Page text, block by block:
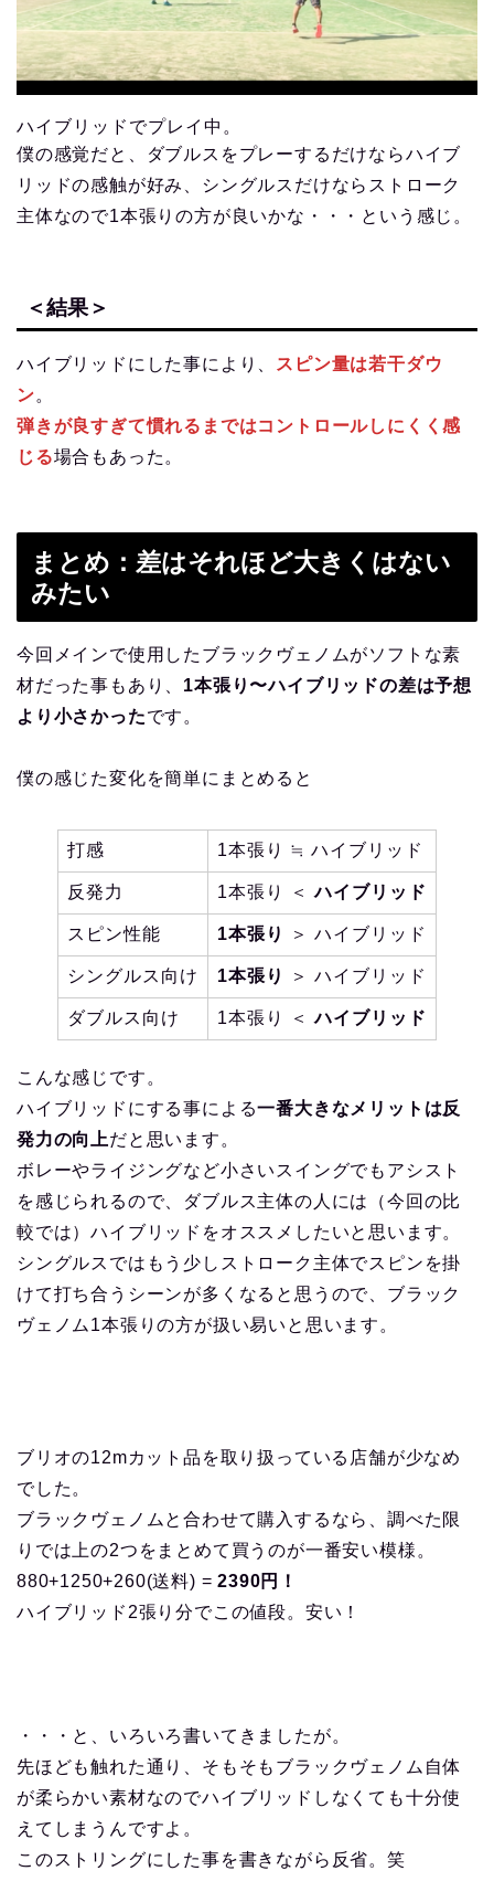
ハイブリッドでプレイ中。
僕の感覚だと、ダブルスをプレーするだけならハイブ
リッドの感触が好み、シングルスだけならストローク
主体なので1本張りの方が良いかな・・・という感じ。
＜結果＞
ハイブリッドにした事により、
スピン量は若干ダウ
ン。
弾きが良すぎて慣れるまではコントロールしにくく感
じる場合もあった。
まとめ：差はそれほど大きくはない
みたい
今回メインで使用したブラックヴェノムがソフトな素
材だった事もあり、 1本張り〜ハイブリッドの差は予想
より小さかったです。
僕の感じた変化を簡単にまとめると
打感 1本張り ≒ ハイブリッド
反発力 1本張り ＜ハイブリッド
スピン性能 1本張り ＞ ハイブリッド
シングルス向け 1本張り ＞ ハイブリッド
ダブルス向け 1本張り ＜ハイブリッド
こんな感じです。
ハイブリッドにする事による一番大きなメリットは反
発力の向上だと思います。
ボレーやライジングなど小さいスイングでもアシスト
を感じられるので、ダブルス主体の人には（今回の比
較では）ハイブリッドをオススメしたいと思います。
シングルスではもう少しストローク主体でスピンを掛
けて打ち合うシーンが多くなると思うので、ブラック
ヴェノム1本張りの方が扱い易いと思います。
ブリオの12mカット品を取り扱っている店舗が少なめ
でした。
ブラックヴェノムと合わせて購入するなら、調べた限
りでは上の2つをまとめて買うのが一番安い模様。
880+1250+260(送料) =2390円！
ハイブリッド2張り分でこの値段。安い！
・・・と、いろいろ書いてきましたが。
先ほども触れた通り、そもそもブラックヴェノム自体
が柔らかい素材なのでハイブリッドしなくても十分使
えてしまうんですよ。
このストリングにした事を書きながら反省。笑